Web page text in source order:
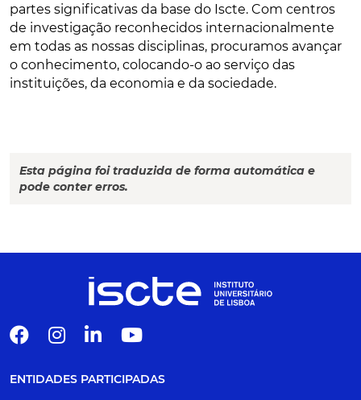
partes significativas da base do Iscte. Com centros
de investigação reconhecidos internacionalmente
em todas as nossas disciplinas, procuramos avançar
o conhecimento, colocando-o ao serviço das
instituições, da economia e da sociedade.
Esta página foi traduzida de forma automática e
pode conter erros.
ENTIDADES PARTICIPADAS